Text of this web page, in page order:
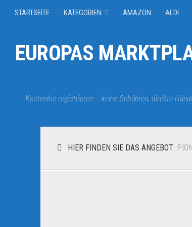
STARTSEITE KATEGORIEN AMAZON ALDI
EUROPAS
Kostenlos registrieren – keine Gebühren, direkte
HIER FINDEN SIE DAS ANGEBOT: